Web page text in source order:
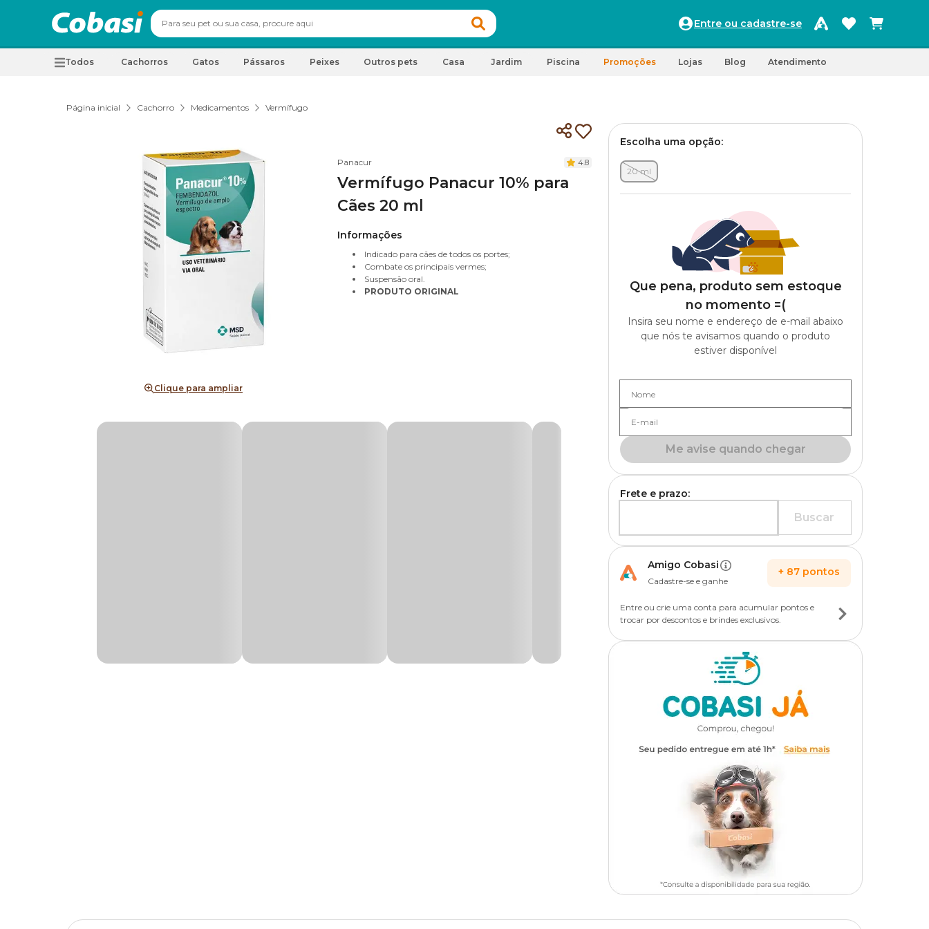
Entre ou cadastre-se
Todos Cachorros Gatos Pássaros Peixes Outros pets Casa Jardim Piscina Promoções Lojas Blog Atendimento
Página inicial Cachorro Medicamentos Vermífugo
Clique para ampliar
Panacur 4.8
Vermífugo Panacur 10% para
Cães 20 ml
Informações
Indicado para cães de todos os portes;
Combate os principais vermes;
Suspensão oral.
PRODUTO ORIGINAL
Escolha uma opção:
20 ml
Que pena, produto sem estoque
no momento =(
Insira seu nome e endereço de e-mail abaixo
que nós te avisamos quando o produto
estiver disponível
Nome
E-mail
Me avise quando chegar
Frete e prazo:
Buscar
Amigo Cobasi
Cadastre-se e ganhe
+ 87 pontos
Entre ou crie uma conta para acumular pontos e
trocar por descontos e brindes exclusivos.